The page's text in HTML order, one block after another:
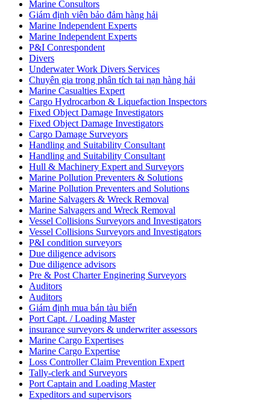
Marine Consultors
Giám định viên bảo đảm hàng hải
Marine Independent Experts
Marine Independent Experts
P&I Conrespondent
Divers
Underwater Work Divers Services
Chuyên gia trong phân tích tai nạn hàng hải
Marine Casualties Expert
Cargo Hydrocarbon & Liquefaction Inspectors
Fixed Object Damage Investigators
Fixed Object Damage Investigators
Cargo Damage Surveyors
Handling and Suitability Consultant
Handling and Suitability Consultant
Hull & Machinery Expert and Surveyors
Marine Pollution Preventers & Solutions
Marine Pollution Preventers and Solutions
Marine Salvagers & Wreck Removal
Marine Salvagers and Wreck Removal
Vessel Collisions Surveyors and Investigators
Vessel Collisions Surveyors and Investigators
P&I condition surveyors
Due diligence advisors
Due diligence advisors
Pre & Post Charter Enginering Surveyors
Auditors
Auditors
Giám định mua bán tàu biển
Port Capt. / Loading Master
insurance surveyors & underwriter assessors
Marine Cargo Expertises
Marine Cargo Expertise
Loss Controller Claim Prevention Expert
Tally-clerk and Surveyors
Port Captain and Loading Master
Expeditors and supervisors